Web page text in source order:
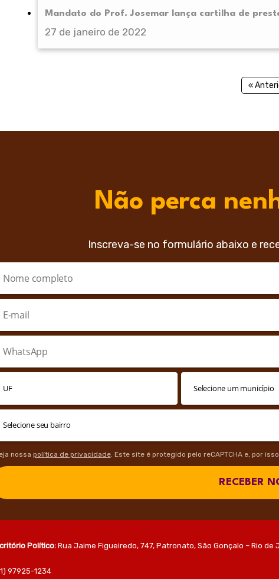
Mandato do Prof. Josemar lança cartilha de
27 de janeiro de 2022
«
Não perca
Inscreva-se no formulário abaixo e
nossa política de privacidade. Este site é protegido pelo reCAPTCHA e, por
RECEBER
Político: Rua Jaime Figueiredo, 747, Patronato, São Gonçalo – Rio de
97925-1234